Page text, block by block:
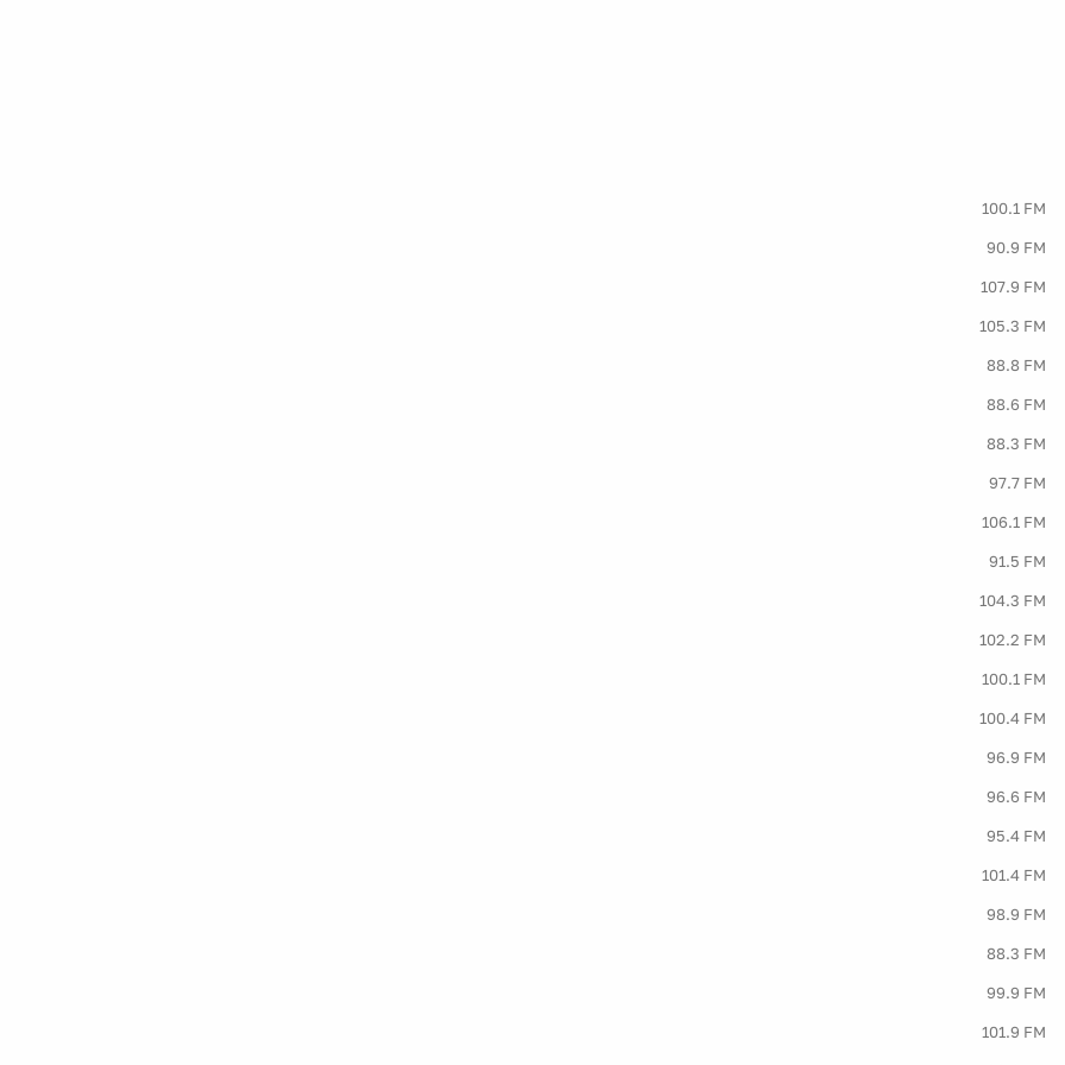
100.1 FM
90.9 FM
107.9 FM
105.3 FM
88.8 FM
88.6 FM
88.3 FM
97.7 FM
106.1 FM
91.5 FM
104.3 FM
102.2 FM
100.1 FM
100.4 FM
96.9 FM
96.6 FM
95.4 FM
101.4 FM
98.9 FM
88.3 FM
99.9 FM
101.9 FM